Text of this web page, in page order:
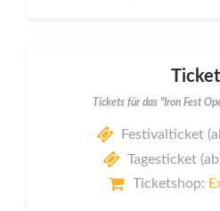
Tickets für das "Iron Fest
Festivalticket
Tagesticket
Ticketshop: